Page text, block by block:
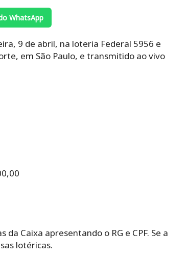
WhatsApp
9 de abril, na loteria Federal 5956 e
em São Paulo, e transmitido ao vivo
Caixa apresentando o RG e CPF. Se a
lotéricas.